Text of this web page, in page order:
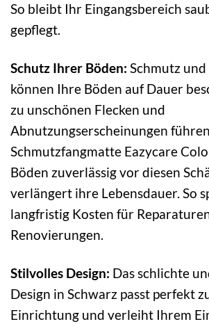
So bleibt Ihr Eingangsbereich
gepflegt.
Schutz Ihrer Böden: Schmutz
können Ihre Böden auf Dauer
zu unschönen Flecken und
Abnutzungserscheinungen
Schmutzfangmatte Eazycare
Böden zuverlässig vor diesen
verlängert ihre Lebensdauer. So
langfristig Kosten für
Renovierungen.
Stilvolles Design: Das schlichte
Design in Schwarz passt perfekt
Einrichtung und verleiht Ihrem